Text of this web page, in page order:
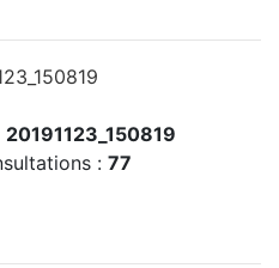
20191123_150819
: 77